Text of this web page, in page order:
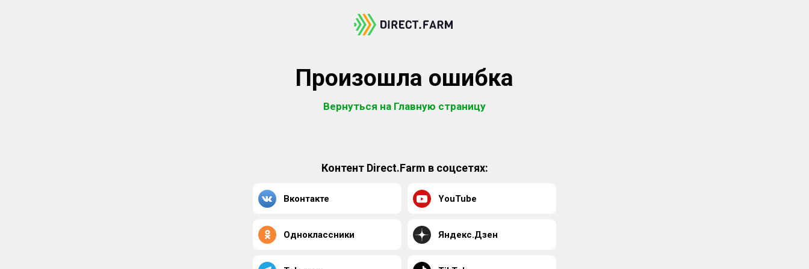
Произошла ошибка
Вернуться на Главную страницу
Контент Direct.Farm в соцсетях:
Вконтакте YouTube
Одноклассники Яндекс.Дзен